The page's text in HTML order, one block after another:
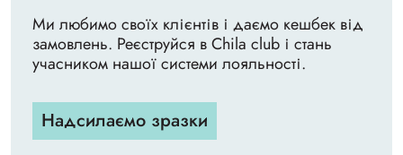
Ми любимо своїх клієнтів і даємо кешбек від
замовлень. Реєструйся в Chila club і стань
учасником нашої системи лояльності.
Надсилаємо зразки